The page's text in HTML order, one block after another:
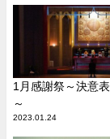
1月感謝祭～決意
～
2023.01.24